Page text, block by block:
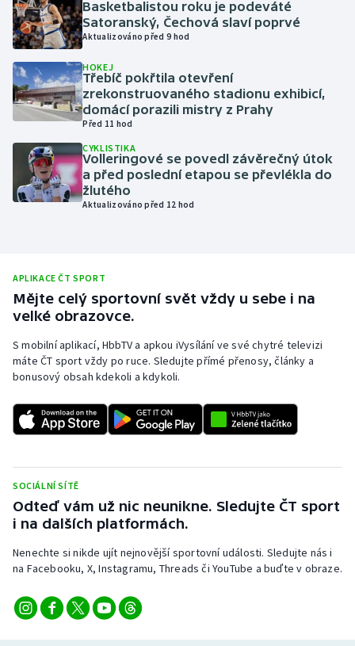
Lyže a snowboard
Moderní pětiboj
Motorsport
Olympijské hry
Parasport
Plavání
Ragby
Rychlobruslení
Rychlostní kanoistika
Short track
Sportovní střelba
Triatlon
Vodní slalom
Volejbal
Basketbalistou roku je podeváté
Satoranský, Čechová slaví poprvé
Aktualizováno před 9 hod
HOKEJ
Třebíč pokřtila otevření
zrekonstruovaného stadionu exhibicí,
domácí porazili mistry z Prahy
Před 11 hod
CYKLISTIKA
Volleringové se povedl závěrečný útok
a před poslední etapou se převlékla do
žlutého
Aktualizováno před 12 hod
APLIKACE ČT SPORT
Mějte celý sportovní svět vždy u sebe i na
velké obrazovce.
S mobilní aplikací, HbbTV a apkou iVysílání ve své chytré televizi
máte ČT sport vždy po ruce. Sledujte přímé přenosy, články a
bonusový obsah kdekoli a kdykoli.
SOCIÁLNÍ SÍTĚ
Odteď vám už nic neunikne. Sledujte ČT sport
i na dalších platformách.
Nenechte si nikde ujít nejnovější sportovní události. Sledujte nás i
na Facebooku, X, Instagramu, Threads či YouTube a buďte v obraze.